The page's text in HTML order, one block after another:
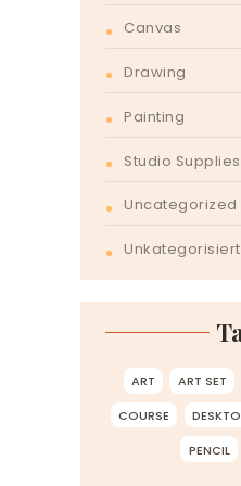
Canvas
Drawing
Painting
Studio Supplies
Uncategorized
Unkategorisiert
ART ART SET
COURSE
PENCIL